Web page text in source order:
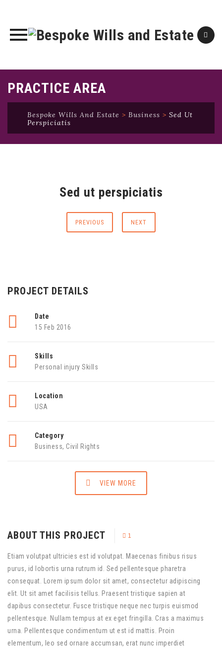
to
PRACTICE AREA
Bespoke Wills And Estate > Business > Sed Ut
Perspiciatis
Sed ut perspiciatis
PREVIOUS NEXT
PROJECT DETAILS
Date
15 Feb 2016
Skills
Personal injury Skills
Location
USA
Category
Business, Civil Rights
VIEW MORE
ABOUT THIS PROJECT 1
Etiam volutpat ultricies est id volutpat. Maecenas finibus risus
purus, id lobortis urna rutrum id. Sed pellentesque pharetra
consequat. Lorem ipsum dolor sit amet, consectetur adipiscing
elit. Ut sit amet facilisis tellus. Praesent tristique sapien at
dapibus consectetur. Fusce tristique neque nec turpis euismod
pellentesque. Nullam tempus at ex eget fringilla. Cras a maximus
urna. Pellentesque condimentum ut est id mattis. Proin
elementum, leo sed ornare accumsan, erat nunc imperdiet